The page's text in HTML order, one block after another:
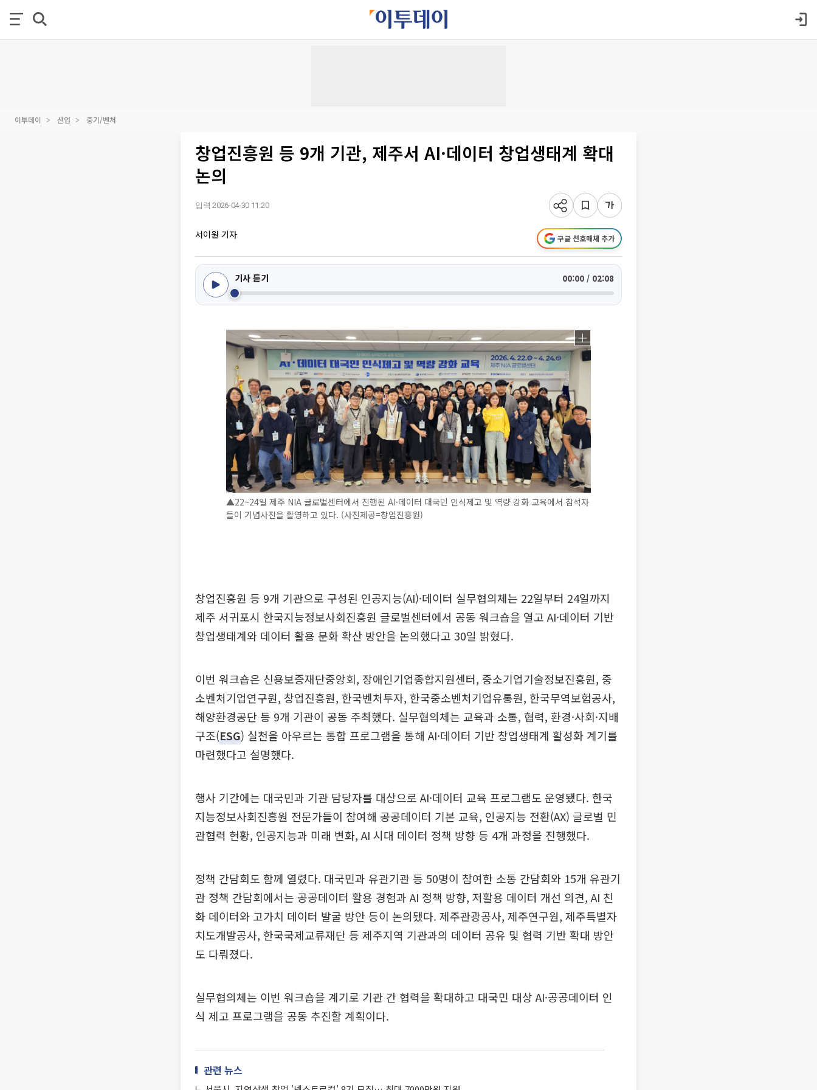
이투데이 산업 중기/벤처
창업진흥원 등 9개 기관, 제주서 AI·데이터 창업생태계 확대
논의
입력 2026-04-30 11:20
서이원 기자 구글 선호매체 추가
기사 듣기 00:00 / 02:08
▲22~24일 제주 NIA 글로벌센터에서 진행된 AI·데이터 대국민 인식제고 및 역량 강화 교육에서 참석자
들이 기념사진을 촬영하고 있다. (사진제공=창업진흥원)
창업진흥원 등 9개 기관으로 구성된 인공지능(AI)·데이터 실무협의체는 22일부터 24일까지
제주 서귀포시 한국지능정보사회진흥원 글로벌센터에서 공동 워크숍을 열고 AI·데이터 기반
창업생태계와 데이터 활용 문화 확산 방안을 논의했다고 30일 밝혔다.
이번 워크숍은 신용보증재단중앙회, 장애인기업종합지원센터, 중소기업기술정보진흥원, 중
소벤처기업연구원, 창업진흥원, 한국벤처투자, 한국중소벤처기업유통원, 한국무역보험공사,
해양환경공단 등 9개 기관이 공동 주최했다. 실무협의체는 교육과 소통, 협력, 환경·사회·지배
구조(ESG) 실천을 아우르는 통합 프로그램을 통해 AI·데이터 기반 창업생태계 활성화 계기를
마련했다고 설명했다.
행사 기간에는 대국민과 기관 담당자를 대상으로 AI·데이터 교육 프로그램도 운영됐다. 한국
지능정보사회진흥원 전문가들이 참여해 공공데이터 기본 교육, 인공지능 전환(AX) 글로벌 민
관협력 현황, 인공지능과 미래 변화, AI 시대 데이터 정책 방향 등 4개 과정을 진행했다.
정책 간담회도 함께 열렸다. 대국민과 유관기관 등 50명이 참여한 소통 간담회와 15개 유관기
관 정책 간담회에서는 공공데이터 활용 경험과 AI 정책 방향, 저활용 데이터 개선 의견, AI 친
화 데이터와 고가치 데이터 발굴 방안 등이 논의됐다. 제주관광공사, 제주연구원, 제주특별자
치도개발공사, 한국국제교류재단 등 제주지역 기관과의 데이터 공유 및 협력 기반 확대 방안
도 다뤄졌다.
실무협의체는 이번 워크숍을 계기로 기관 간 협력을 확대하고 대국민 대상 AI·공공데이터 인
식 제고 프로그램을 공동 추진할 계획이다.
관련 뉴스